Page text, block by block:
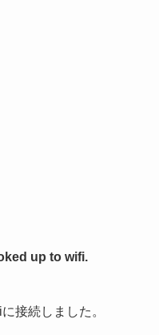
up to wifi.
に接続しました。